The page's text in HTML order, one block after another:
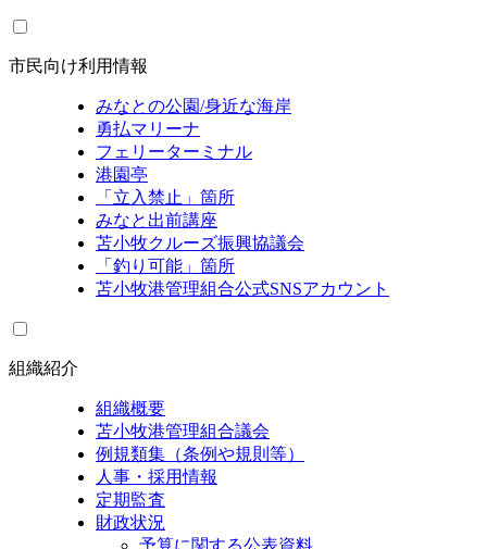
市民向け利用情報
みなとの公園/身近な海岸
勇払マリーナ
フェリーターミナル
港園亭
「立入禁止」箇所
みなと出前講座
苫小牧クルーズ振興協議会
「釣り可能」箇所
苫小牧港管理組合公式SNSアカウント
組織紹介
組織概要
苫小牧港管理組合議会
例規類集（条例や規則等）
人事・採用情報
定期監査
財政状況
予算に関する公表資料